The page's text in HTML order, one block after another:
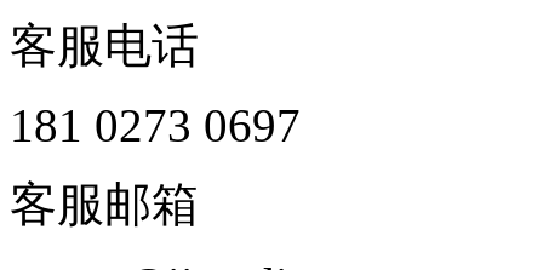
客服电话
181 0273 0697
客服邮箱